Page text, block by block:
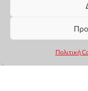
Πολιτική